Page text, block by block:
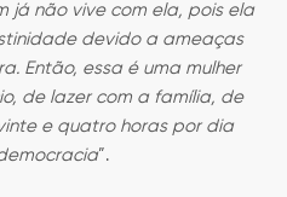
já não vive com ela, pois ela
devido a ameaças
Então, essa é uma mulher
de lazer com a família, de
e quatro horas por dia
”.